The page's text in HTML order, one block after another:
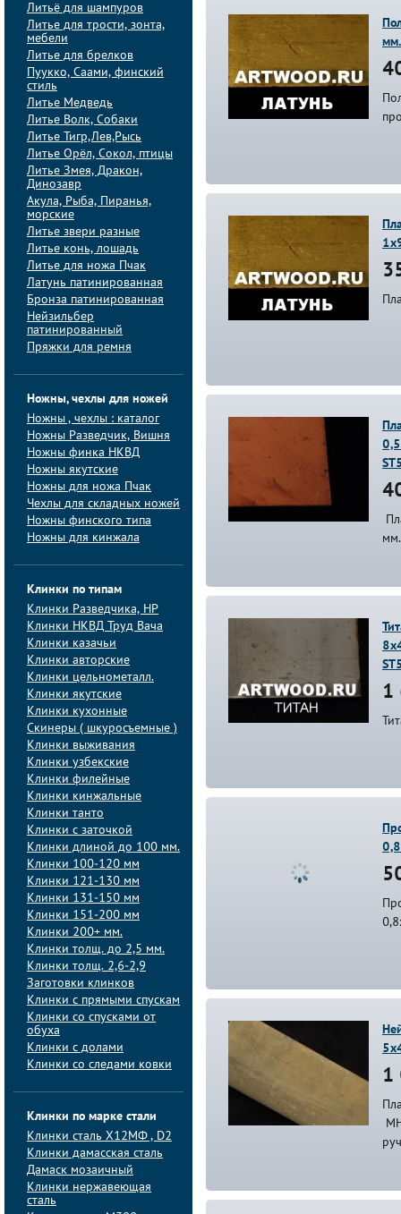
Литьё для шампуров
Литье для трости, зонта,
мебели
Литье для брелков
Пуукко, Саами, финский
стиль
Литье Медведь
Литье Волк, Собаки
Литье Тигр,Лев,Рысь
Литье Орёл, Сокол, птицы
Литье Змея, Дракон,
Динозавр
Акула, Рыба, Пиранья,
морские
Литье звери разные
Литье конь, лошадь
Литье для ножа Пчак
Латунь патинированная
Бронза патинированная
Нейзильбер
патинированный
Пряжки для ремня
Ножны, чехлы для ножей
Ножны , чехлы : каталог
Ножны Разведчик, Вишня
Ножны финка НКВД
Ножны якутские
Ножны для ножа Пчак
Чехлы для складных ножей
Ножны финского типа
Ножны для кинжала
Клинки по типам
Клинки Pазведчика, НP
Клинки НКВД Труд Вача
Клинки казачьи
Клинки авторские
Клинки цельнометалл.
Клинки якутские
Клинки кухонные
Скинеры ( шкуросъемные )
Клинки выживания
Клинки узбекские
Клинки филейные
Клинки кинжальные
Клинки танто
Клинки с заточкой
Клинки длиной до 100 мм.
Клинки 100-120 мм
Клинки 121-130 мм
Клинки 131-150 мм
Клинки 151-200 мм
Клинки 200+ мм.
Клинки толщ. до 2,5 мм.
Клинки толщ. 2,6-2,9
Заготовки клинков
Клинки с прямыми спускам
Клинки со спусками от
обуха
Клинки с долами
Клинки со следами ковки
Клинки по марке стали
Клинки сталь Х12МФ , D2
Клинки дамасская сталь
Дамаск мозаичный
Клинки нержавеющая
сталь
мм.
1
1